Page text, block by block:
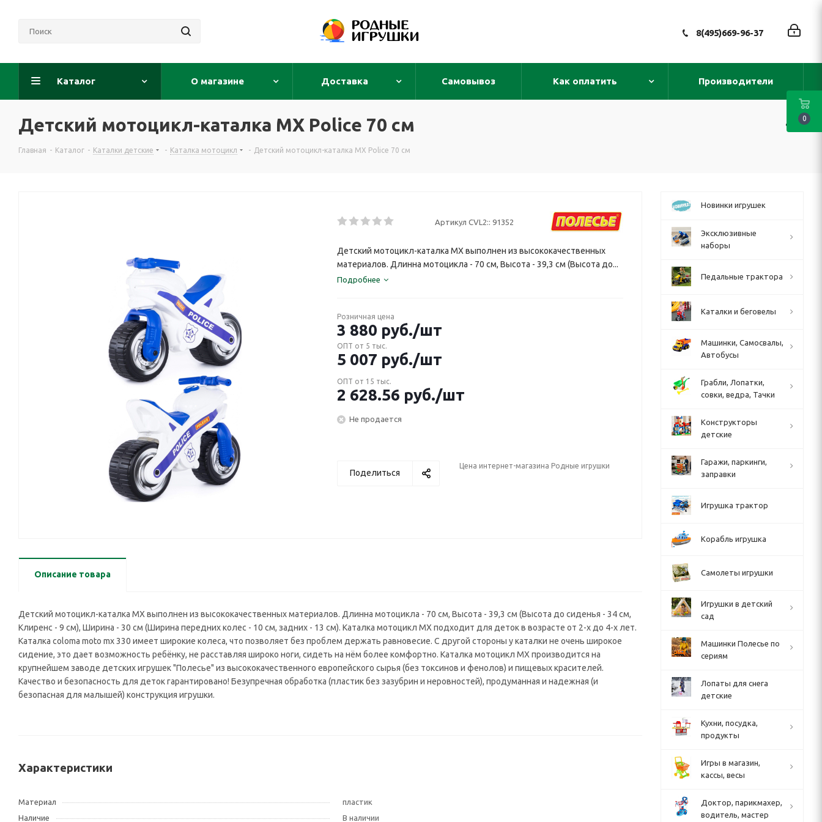
8(495)669-96-37
Каталог О магазине Доставка Самовывоз Как оплатить Производители
Детский мотоцикл-каталка MX Police 70 см
Главная - Каталог - Каталки детские - Каталка мотоцикл - Детский мотоцикл-каталка MX Police 70 см
Артикул CVL2:: 91352
Детский мотоцикл-каталка MX выполнен из высококачественных
материалов. Длинна мотоцикла - 70 см, Высота - 39,3 см (Высота до...
Подробнее
Розничная цена
3 880 руб./шт
ОПТ от 5 тыс.
5 007 руб./шт
ОПТ от 15 тыс.
2 628.56 руб./шт
Не продается
Поделиться
Цена интернет-магазина Родные игрушки
Описание товара
Детский мотоцикл-каталка MX выполнен из высококачественных материалов. Длинна мотоцикла - 70 см, Высота - 39,3 см (Высота до сиденья - 34 см,
Клиренс - 9 см), Ширина - 30 см (Ширина передних колес - 10 см, задних - 13 см). Каталка мотоцикл MX подходит для деток в возрасте от 2-х до 4-х лет.
Каталка coloma moto mx 330 имеет широкие колеса, что позволяет без проблем держать равновесие. С другой стороны у каталки не очень широкое
сидение, это дает возможность ребёнку, не расставляя широко ноги, сидеть на нём более комфортно. Каталка мотоцикл МХ производится на
крупнейшем заводе детских игрушек "Полесье" из высококачественного европейского сырья (без токсинов и фенолов) и пищевых красителей.
Качество и безопасность для деток гарантировано! Безупречная обработка (пластик без зазубрин и неровностей), продуманная и надежная (и
безопасная для малышей) конструкция игрушки.
Характеристики
Материал
пластик
Наличие
В наличии
Новинки игрушек
Эксклюзивные
наборы
Педальные трактора
Каталки и беговелы
Машинки, Самосвалы,
Автобусы
Грабли, Лопатки,
совки, ведра, Тачки
Конструкторы
детские
Гаражи, паркинги,
заправки
Игрушка трактор
Корабль игрушка
Самолеты игрушки
Игрушки в детский
сад
Машинки Полесье по
сериям
Лопаты для снега
детские
Кухни, посудка,
продукты
Игры в магазин,
кассы, весы
Доктор, парикмахер,
водитель, мастер
0